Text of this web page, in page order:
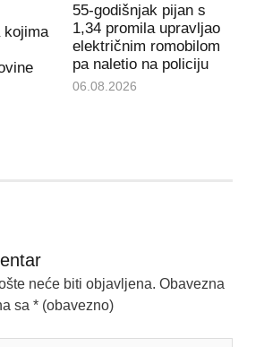
kojima
55-godišnjak pijan s
1,34 promila upravljao
električnim romobilom
pa naletio na policiju
06.08.2026
neće biti objavljena. Obavezna
sa * (obavezno)